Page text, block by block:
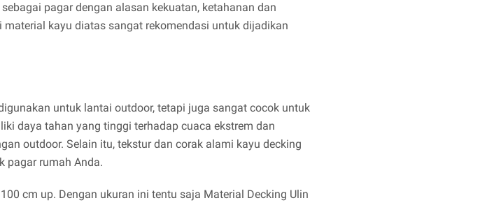
pagar dengan alasan kekuatan, ketahanan dan
kayu diatas sangat rekomendasi untuk dijadikan
untuk lantai outdoor, tetapi juga sangat cocok untuk
daya tahan yang tinggi terhadap cuaca ekstrem dan
outdoor. Selain itu, tekstur dan corak alami kayu decking
pagar rumah Anda.
cm up. Dengan ukuran ini tentu saja Material Decking Ulin